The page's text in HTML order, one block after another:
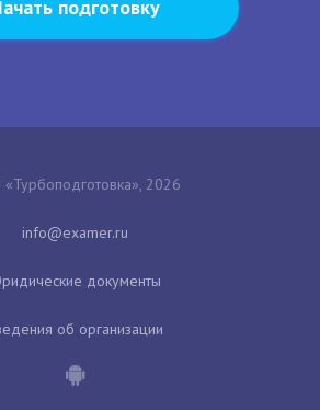
подготовку
2026
документы
об организации